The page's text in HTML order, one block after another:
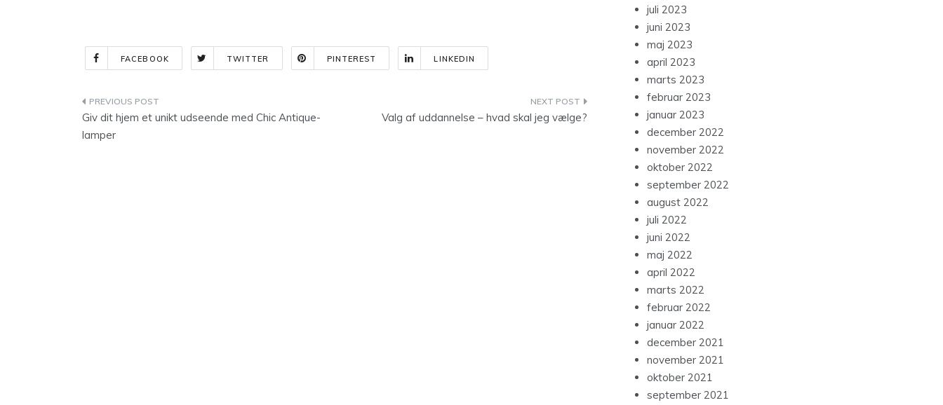
FACEBOOK TWITTER PINTEREST LINKEDIN
Indlægsnavigation
Giv dit hjem et unikt udseende med Chic Antique-
lamper
Valg af uddannelse – hvad skal jeg vælge?
juli 2023
juni 2023
maj 2023
april 2023
marts 2023
februar 2023
januar 2023
december 2022
november 2022
oktober 2022
september 2022
august 2022
juli 2022
juni 2022
maj 2022
april 2022
marts 2022
februar 2022
januar 2022
december 2021
november 2021
oktober 2021
september 2021